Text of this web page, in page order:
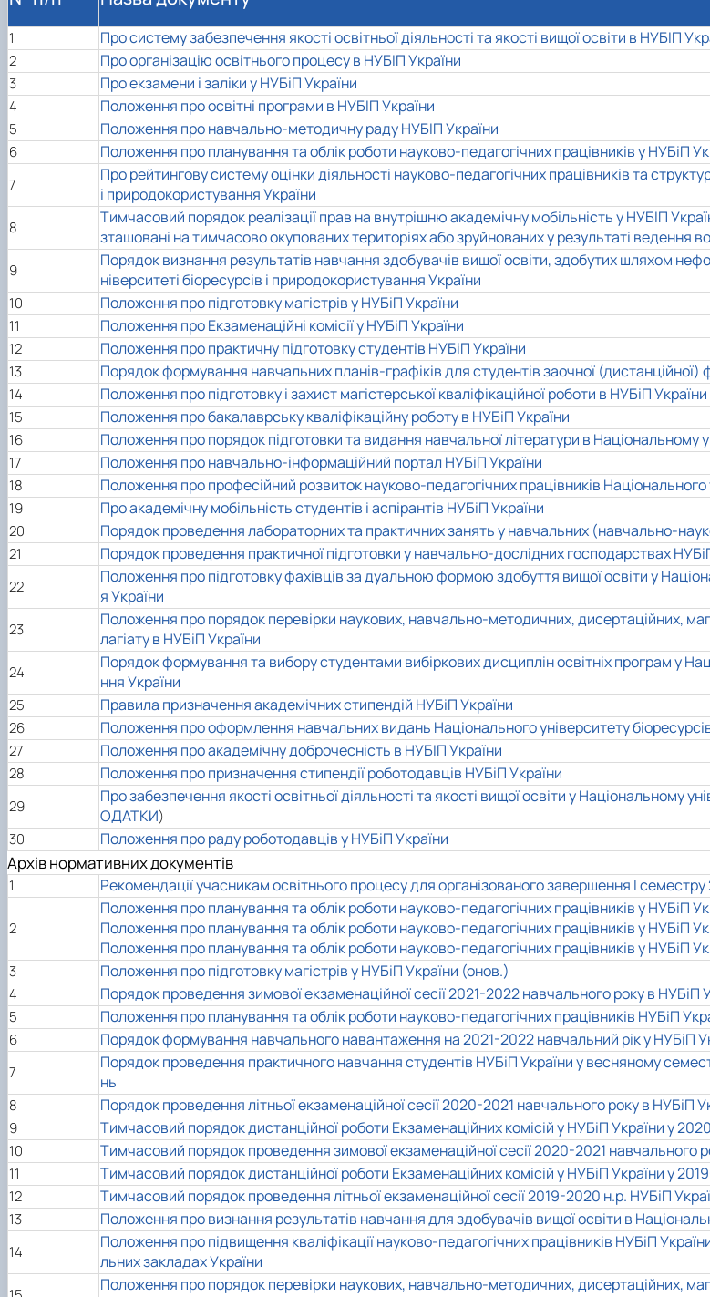
1 Про систему забезпечення якості освітньої діяльності та якості вищої освіти в НУБІП
2
Про організацію освітнього процесу в НУБІП України
3
Про екзамени і заліки у НУБіП України
4
Положення про освітні програми в НУБІП України
5
Положення про навчально-методичну раду НУБІП України
6
Положення про планування та облік роботи науково-педагогічних працівників у НУБіП
7
Про рейтингову систему оцінки діяльності науково-педагогічних працівників та
і природокористування України
8
Тимчасовий порядок реалізації прав на внутрішню академічну мобільність у НУБІП
зташовані на тимчасово окупованих територіях або зруйнованих у результаті ведення
9
Порядок визнання результатів навчання здобувачів вищої освіти, здобутих шляхом
ніверситеті біоресурсів і природокористування України
10
Положення про підготовку магістрів у НУБіП України
11
Положення про Екзаменаційні комісії у НУБіП України
12
Положення пропрактичну підготовку студентів НУБіП України
13
Порядок формування навчальних планів-графіків для студентів заочної
14
Положення про підготовку і захист магістерської кваліфікаційної роботи в НУБіП України
15
Положення про бакалаврську кваліфікаційну роботу в НУБіП України
16
Положення про порядок підготовки та видання навчальної літератури в Національному
17
Положення про навчально-інформаційний портал НУБіП України
18
Положення про професійний розвиток науково-педагогічних працівників
19
Про академічну мобільність студентів і аспірантів НУБіП України
20
Порядок проведення лабораторних та практичних занять у навчальних (навчально-
21
Порядок проведення практичної підготовки у навчально-дослідних господарствax
22
Положення про підготовку фахівців за дуальною формою здобуття вищої освіти у
я України
23
Положення про порядок перевірки наукових, навчально-методичних, дисертаційних,
лагіату в НУБіП України
24
Порядок формування та вибору студентами вибіркових дисциплін освітніх програм у
ння України
25
Правила призначення академічних стипендій НУБіП України
26
Положення про оформлення навчальних видань Національного університету
27
Положення про академічну доброчесність в НУБІП України
28
Положення про призначення стипендії роботодавців НУБіП України
29
Про забезпечення якості освітньої діяльностіта якості вищої освіти у Національному
ОДАТКИ)
30
Положення про раду роботодавців у НУБіП України
Архів нормативних документів
1 Рекомендації учасникам освітнього процесу для організованого завершення І
2
Положення про планування та облік роботи науково-педагогічних працівників у НУБіП
Положення про планування та облік роботи науково-педагогічних працівників у НУБіП
Положення про планування та облік роботи науково-педагогічних працівників у НУБіП
3 Положення про підготовку магістрів у НУБіП України (онов.)
4
Порядок проведення зимової екзаменаційної сесії 2021-2022 навчального року в
5
Положення про планування та облік роботи науково-педагогічних працівників НУБіП
6
Порядок формування навчального навантаження на 2021-2022 навчальний рік у НУБіП
7
Порядок проведення практичного навчання студентів НУБіП України у весняному
нь
8
Порядок проведення літньої екзаменаційної сесії 2020-2021 навчального року в НУБіП
9
Тимчасовий порядок дистанційної роботи Екзаменаційних комісій у НУБіП України у
10
Тимчасовий порядок проведення зимової екзаменаційної сесії 2020-2021 навчального
11
Тимчасовий порядок дистанційної роботи Екзаменаційних комісій у НУБіП Україниу
12
Тимчасовий порядок проведення літньої екзаменаційної сесії 2019-2020 н.р. НУБіП
13
Положення про визнання результатів навчання для здобувачів вищої освіти в
14
Положення про підвищення кваліфікації науково-педагогічних працівників НУБіП
льних закладах України
Положення про порядок перевірки наукових, навчально-методичних, дисертаційних,